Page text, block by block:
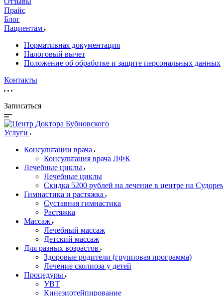
Прайс
Блог
Пациентам
Нормативная документация
Налоговый вычет
Положение об обработке и защите персональных данных
Контакты
Записаться
Услуги
Консультации врача
Консультация врача ЛФК
Лечебные циклы
Лечебные циклы
Скидка 5200 рублей на лечение в центре на
Гимнастика и растяжка
Суставная гимнастика
Растяжка
Массаж
Лечебный массаж
Детский массаж
Для разных возрастов
Здоровые родители (групповая программа)
Лечение сколиоза у детей
Процедуры
УВТ
Кинезиотейпирование